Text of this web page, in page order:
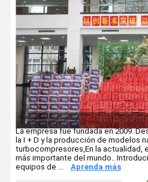
La empresa fue fundada en 2009.
la I + D y la producción de modelos
turbocompresores,En la actualidad,
más importante del mundo..
equipos de ...
Aprenda más